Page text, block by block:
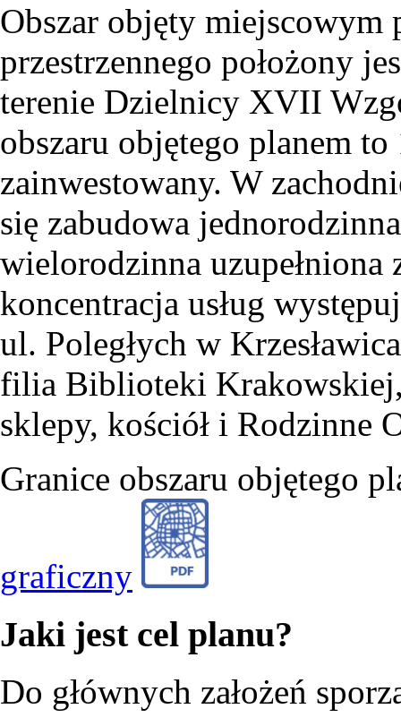
Obszar objęty miejscowym
przestrzennego położony
terenie Dzielnicy XVII
obszaru objętego planem
zainwestowany. W
się zabudowa
wielorodzinna uzupełniona
koncentracja usług
ul. Poległych w
filia Biblioteki Krakowskiej,
sklepy, kościół i Rodzinne
Granice obszaru objętego
graficzny
Jaki jest cel planu?
Do głównych założeń